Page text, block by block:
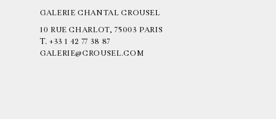
GALERIE CHANTAL CROUSEL
10 RUE CHARLOT, 75003 PARIS
T. +33 1 42 77 38 87
GALERIE@CROUSEL.COM